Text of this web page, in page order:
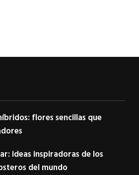
flores sencillas que
ideas inspiradoras de los
del mundo